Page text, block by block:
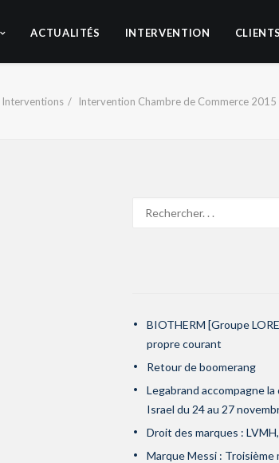
ACTUALITÉS INTERVENTION CLIENTS
Interventions Intervention Chambre de Commerce 2015
BIOTHERM [Groupe
propre courant
Retour de boomerang
Legabrand accompagne
Israel du 24 au 27
Droit des marques :
Marque Messi :